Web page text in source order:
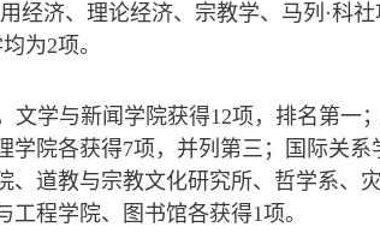
经济、理论经济、宗教学、马列·科
为2项。
文学与新闻学院获得12项，排名第一
院各获得7项，并列第三；国际关系
道教与宗教文化研究所、哲学系、
程学院、图书馆各获得1项。